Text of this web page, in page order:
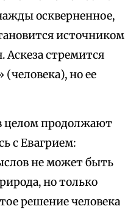
оскверненное,
источником
Аскеза стремится
но ее
целом продолжают
с Евагрием:
не может быть
но только
решение человека